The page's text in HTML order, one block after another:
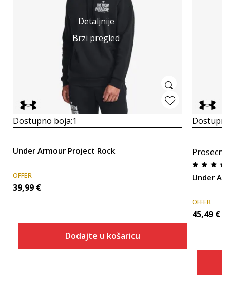
Detaljnije
Brzi pregled
Dostupno boja:1
Under Armour Project Rock
OFFER
39,99 €
Dodajte u košaricu
Under
OFFER
45,49 €